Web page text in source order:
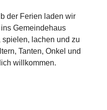
der Ferien laden wir
Gemeindehaus
lachen und zu
Tanten, Onkel und
willkommen.